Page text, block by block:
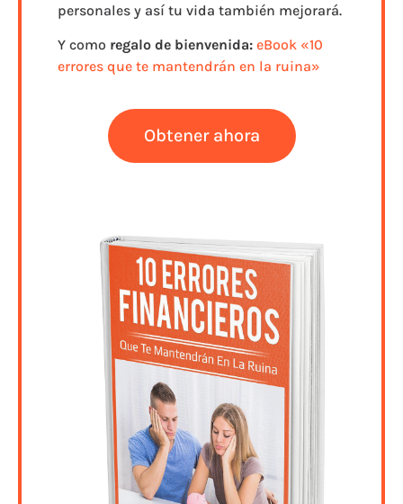
personales y así tu vida también mejorará.
Y como regalo de bienvenida: eBook «10
errores que te mantendrán en la ruina»
Obtener ahora